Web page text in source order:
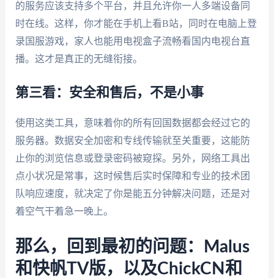
的服务应该支持多个平台，并且允许你一人多端设备同
时在线。这样，你才能在手机上看B站，同时在电脑上登
录国服游戏，家人也能用电视盒子流畅看国内电视台直
播。这才是真正的无缝衔接。
第三看：安全和售后，不是小事
使用这类工具，意味着你的所有回国数据都会经过它的
服务器。数据安全加密和专线传输就至关重要，这能防
止你的浏览信息或登录密码被窥探。另外，网络工具出
点小状况是常事，这时候售后实时保障和专业的技术团
队响应速度，就决定了你是能五分钟解决问题，还是对
着空气干着急一晚上。
那么，回到最初的问题：Malus
和快帆TV版，以及ChickCN和